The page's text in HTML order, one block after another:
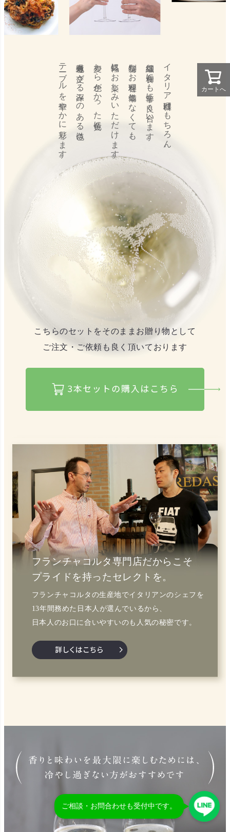
イタリア料理はもちろん、
繊細な和食にも非常に良く合います。
特別なお料理を準備しなくても、
気軽にお楽しみいただけます。
麦わら色がかった黄色に
薄緑色も交ざる深みのある色は
テーブルを華やかに彩ります。
こちらのセットをそのままお贈り物として
ご注文・ご依頼も良く頂いております
フランチャコルタ専門店だからこそ
プライドを持ったセレクトを。
フランチャコルタの生産地でイタリアンのシェフを
13年間務めた日本人が選んでいるから、
日本人のお口に合いやすいのも人気の秘密です。
カートへ
ご相談・お問合わせも受付中です。